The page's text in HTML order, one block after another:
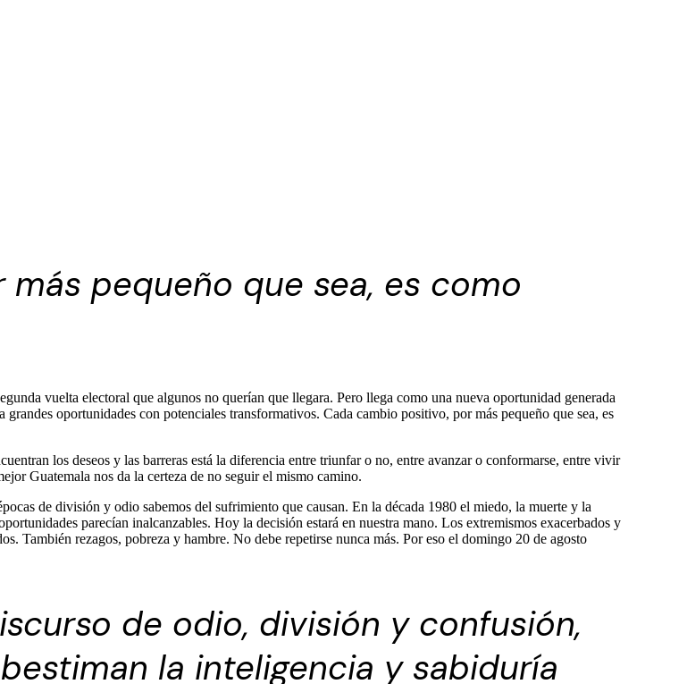
pequeño que sea, es como
vuelta electoral que algunos no querían que llegara. Pero llega como una nueva oportunidad generada
oportunidades con potenciales transformativos. Cada cambio positivo, por más pequeño que sea, es
los deseos y las barreras está la diferencia entre triunfar o no, entre avanzar o conformarse, entre vivir
Guatemala nos da la certeza de no seguir el mismo camino.
de división y odio sabemos del sufrimiento que causan. En la década 1980 el miedo, la muerte y la
parecían inalcanzables. Hoy la decisión estará en nuestra mano. Los extremismos exacerbados y
También rezagos, pobreza y hambre. No debe repetirse nunca más. Por eso el domingo 20 de agosto
de odio, división y confusión,
la inteligencia y sabiduría